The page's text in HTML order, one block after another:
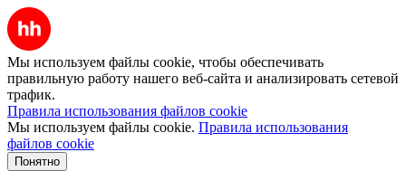
Мы используем файлы cookie, чтобы обеспечивать
правильную работу нашего веб-сайта и анализировать сетевой
трафик.
Правила использования файлов cookie
Мы используем файлы cookie. Правила использования
файлов cookie
Понятно